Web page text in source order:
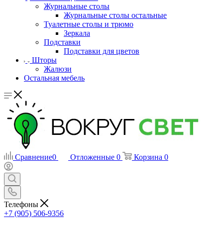
Журнальные столы
Журнальные столы остальные
Туалетные столы и трюмо
Зеркала
Подставки
Подставки для цветов
Шторы
Жалюзи
Остальная мебель
Сравнение0 Отложенные 0 Корзина 0
Телефоны
+7 (905) 506-9356